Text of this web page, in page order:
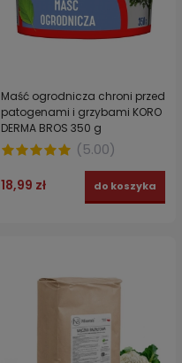
Maść ogrodnicza chroni przed
patogenami i grzybami KORO
DERMA BROS 350 g
(5.00)
18,99 zł do koszyka